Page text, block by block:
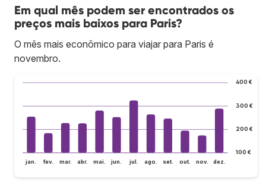
Em qual mês podem ser encontrados os
preços mais baixos para Paris?
O mês mais econômico para viajar para Paris é
novembro.
100 €
200 €
300 €
400 €
jan. fev. mar. abr. mai. jun. jul. ago. set. out. nov. dez.